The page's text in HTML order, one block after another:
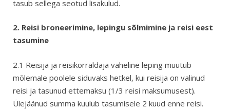
tasub sellega seotud lisakulud.
2. Reisi broneerimine, lepingu sõlmimine ja reisi eest
tasumine
2.1 Reisija ja reisikorraldaja vaheline leping muutub
mõlemale poolele siduvaks hetkel, kui reisija on valinud
reisi ja tasunud ettemaksu (1/3 reisi maksumusest).
Ülejäänud summa kuulub tasumisele 2 kuud enne reisi.